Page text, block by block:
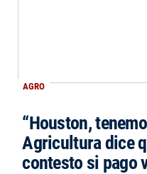
AGRO
“Houston,
Agricultura dice
contesto si pago